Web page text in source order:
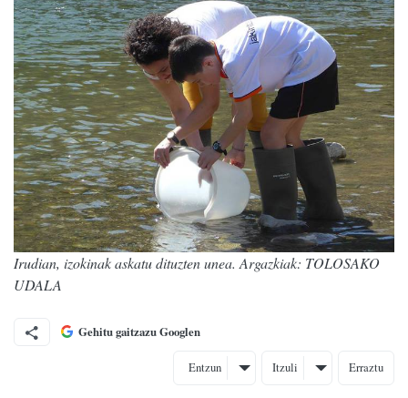
Irudian, izokinak askatu dituzten unea. Argazkiak: TOLOSAKO
UDALA
Gehitu gaitzazu Googlen
Entzun Itzuli Erraztu